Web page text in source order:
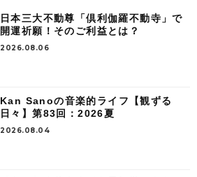
日本三大不動尊「倶利伽羅不動寺」で
開運祈願！そのご利益とは？
2026.08.06
Kan Sanoの音楽的ライフ【観ずる
日々】第83回：2026夏
2026.08.04